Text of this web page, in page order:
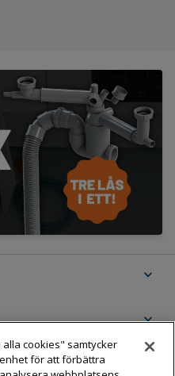
expand_more
expand_more
cookies" samtycker
för att förbättra